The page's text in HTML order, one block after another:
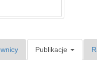
Publikacje